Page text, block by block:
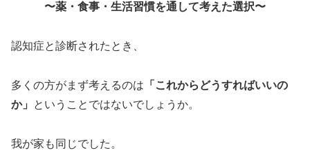
〜薬・食事・生活習慣を通して考えた選択〜
認知症と診断されたとき、
多くの方がまず考えるのは 「これからどうすればいいの
か」
ということではないでしょうか。
我が家も同じでした。